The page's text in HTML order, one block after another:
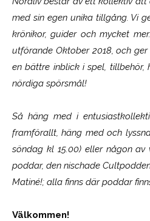
med sin egen unika tillgång. Vi
krönikor, guider och mycket
utförande Oktober 2018, och
en bättre inblick i spel,
nördiga spörsmål!
Så häng med i
framförallt, häng med och
söndag kl 15.00) eller någon
poddar, den nischade
Matiné!; alla finns där poddar
Välkommen!